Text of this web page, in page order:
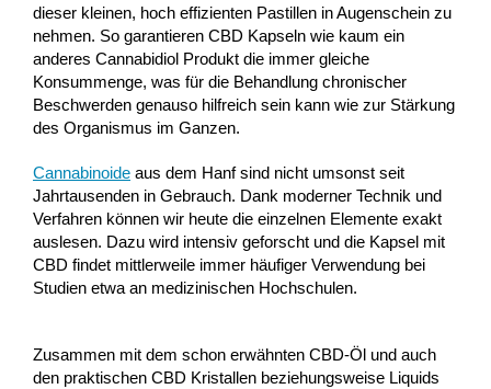
dieser kleinen, hoch effizienten Pastillen in Augenschein zu
nehmen. So garantieren CBD Kapseln wie kaum ein
anderes Cannabidiol Produkt die immer gleiche
Konsummenge, was für die Behandlung chronischer
Beschwerden genauso hilfreich sein kann wie zur Stärkung
des Organismus im Ganzen.
Cannabinoideaus dem Hanf sind nicht umsonst seit
Jahrtausenden in Gebrauch. Dank moderner Technik und
Verfahren können wir heute die einzelnen Elemente exakt
auslesen. Dazu wird intensiv geforscht und die Kapsel mit
CBD findet mittlerweile immer häufiger Verwendung bei
Studien etwa an medizinischen Hochschulen.
Zusammen mit dem schon erwähnten CBD-Öl und auch
den praktischen CBD Kristallen beziehungsweise Liquids